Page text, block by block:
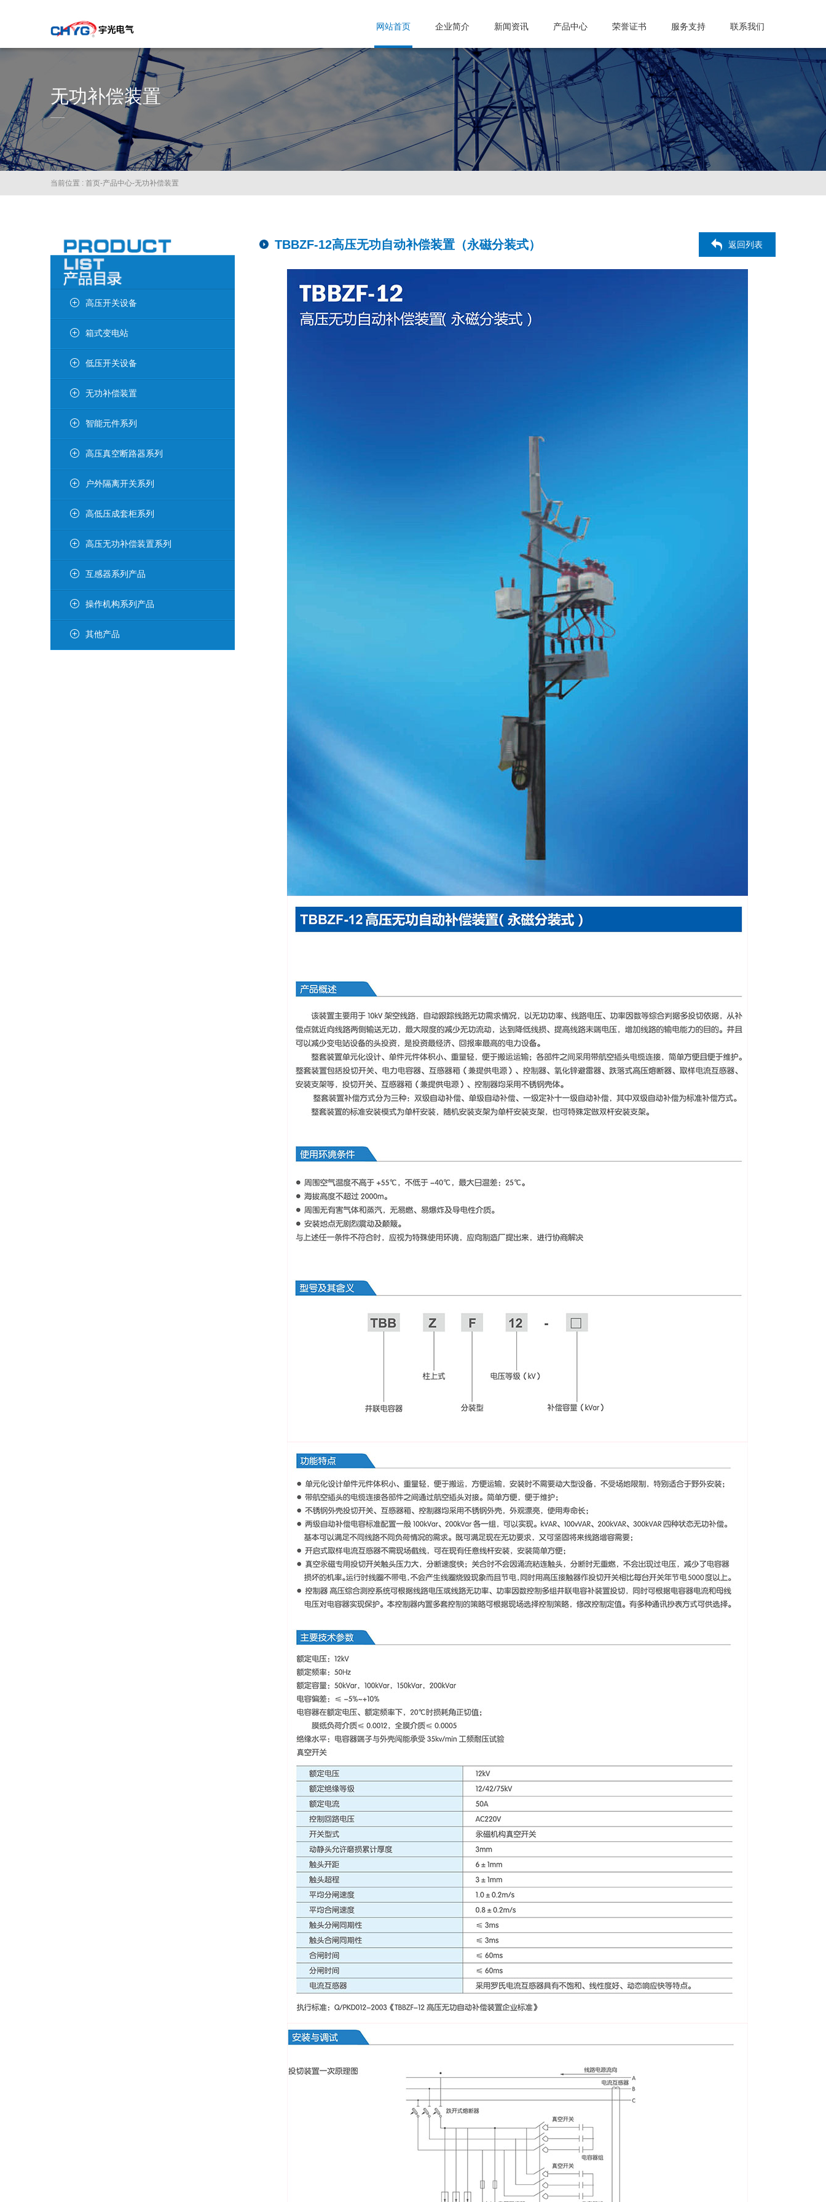
网站首页 企业简介 新闻资讯 产品中心 荣誉证书 服务支持 联系我们
无功补偿装置
当前位置 : 首页-产品中心-无功补偿装置
高压开关设备
箱式变电站
低压开关设备
无功补偿装置
智能元件系列
高压真空断路器系列
户外隔离开关系列
高低压成套柜系列
高压无功补偿装置系列
互感器系列产品
操作机构系列产品
其他产品
TBBZF-12高压无功自动补偿装置（永磁分装式） 返回列表